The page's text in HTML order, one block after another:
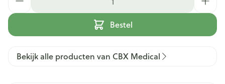
Bestel
Bekijk alle producten van CBX Medical